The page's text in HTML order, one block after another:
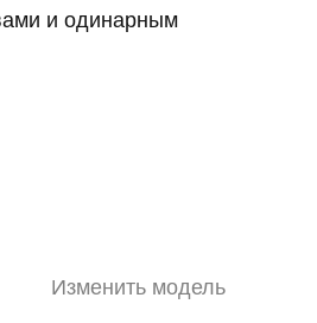
и одинарным
Изменить модель